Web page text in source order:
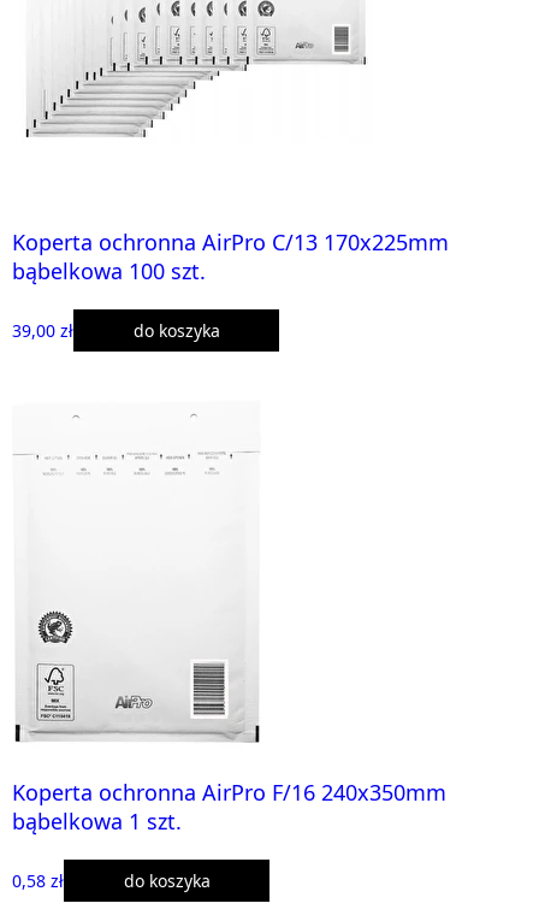
Koperta ochronna AirPro C/13 170x225mm
bąbelkowa 100 szt.
39,00 zł do koszyka
Koperta ochronna AirPro F/16 240x350mm
bąbelkowa 1 szt.
0,58 zł do koszyka